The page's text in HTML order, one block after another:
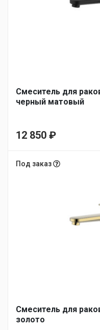
Смеситель для
черный матовый
12 850 ₽
Под заказ
Смеситель для
золото